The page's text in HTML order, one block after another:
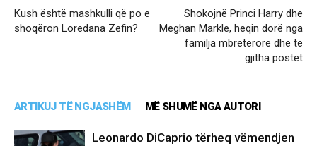
Kush është mashkulli që po e
shoqëron Loredana Zefin?
Shokojnë Princi Harry dhe
Meghan Markle, heqin dorë nga
familja mbretërore dhe të
gjitha postet
ARTIKUJ TË NGJASHËM MË SHUMË NGA AUTORI
Leonardo DiCaprio tërheq vëmendjen